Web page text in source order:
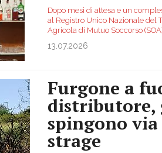
Dopo mesi di attesa e un
al Registro Unico Nazionale del
Agricola di Mutuo Soccorso
13.07.2026
Furgone a
distributore,
spingono
strage